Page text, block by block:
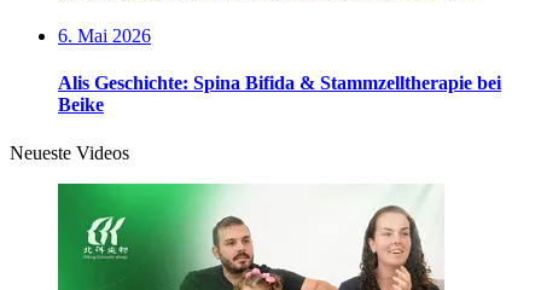
6. Mai 2026
Alis Geschichte: Spina Bifida & Stammzelltherapie bei
Beike
Neueste Videos